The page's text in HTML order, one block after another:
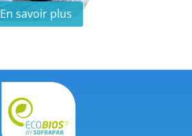
En savoir plus